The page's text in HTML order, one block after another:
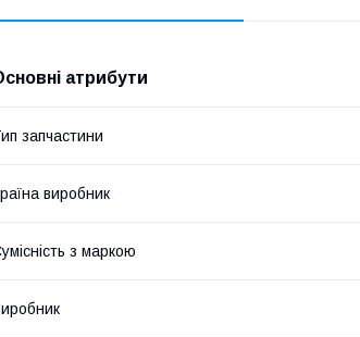
атрибути
запчастини
виробник
з маркою